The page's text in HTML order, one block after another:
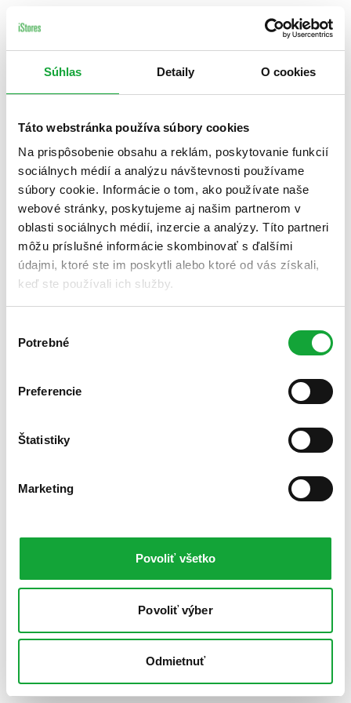
Súhlas Detaily O cookies
Táto webstránka používa súbory cookies
Na prispôsobenie obsahu a reklám, poskytovanie funkcií
sociálnych médií a analýzu návštevnosti používame
súbory cookie. Informácie o tom, ako používate naše
webové stránky, poskytujeme aj našim partnerom v
oblasti sociálnych médií, inzercie a analýzy. Títo partneri
môžu príslušné informácie skombinovať s ďalšími
údajmi, ktoré ste im poskytli alebo ktoré od vás získali,
keď ste používali ich služby.
súhlasu
Potrebné
Preferencie
Štatistiky
Marketing
Povoliť všetko
Povoliť výber
Odmietnuť